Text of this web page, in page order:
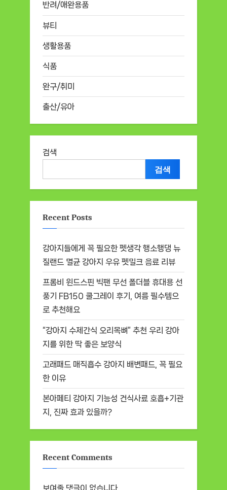
반려/애완용품
뷰티
생활용품
식품
완구/취미
출산/유아
검색
검색
Recent Posts
강아지들에게 꼭 필요한 펫생각 행소행댕 뉴
질랜드 멸균 강아지 우유 펫밀크 음료 리뷰
프롬비 윈드스핀 빅팬 무선 폴더블 휴대용 선
풍기 FB150 쿨그레이 후기, 여름 필수템으
로 추천해요
“강아지 수제간식 오리목뼈” 추천 우리 강아
지를 위한 딱 좋은 보양식
고래패드 매직흡수 강아지 배변패드, 꼭 필요
한 이유
본아페티 강아지 기능성 건식사료 호흡+기관
지, 진짜 효과 있을까?
Recent Comments